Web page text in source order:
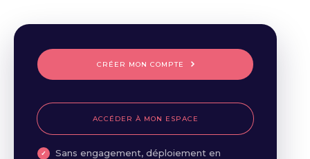
CRÉER MON COMPTE
ACCÉDER À MON ESPACE
Sans engagement, déploiement en